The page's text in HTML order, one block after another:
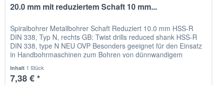
20.0 mm mit reduziertem Schaft 10 mm...
Spiralbohrer Metallbohrer Schaft Reduziert 10.0 mm HSS-R
DIN 338, Typ N, rechts GB: Twist drills reduced shank HSS-R
DIN 338, type N NEU OVP Besonders geeignet für den Einsatz
in Handbohrmaschinen zum Bohren von dünnwandigem
Inhalt 1 Stück
7,38 € *